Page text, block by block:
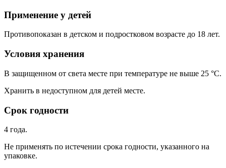
Применение у детей
Противопоказан в детском и подростковом возрасте до 18 лет.
Условия хранения
В защищенном от света месте при температуре не выше 25 °С.
Хранить в недоступном для детей месте.
Срок годности
4 года.
Не применять по истечении срока годности, указанного на
упаковке.